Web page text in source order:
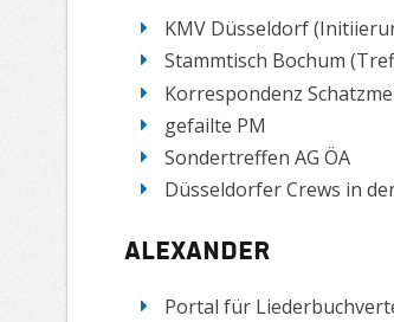
KMV Düsseldorf
Stammtisch Bochum
Korrespondenz
gefailte PM
Sondertreffen AG ÖA
Düsseldorfer Crews in
Alexander
Portal für